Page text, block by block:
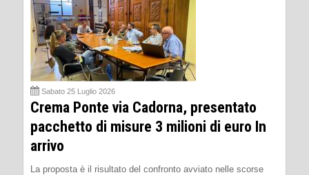
Sabato 25 Luglio 2026
Crema Ponte via Cadorna, presentato
pacchetto di misure 3 milioni di euro In
arrivo
La proposta è il risultato del confronto avviato nelle scorse